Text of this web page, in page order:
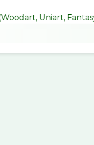
Uniart,